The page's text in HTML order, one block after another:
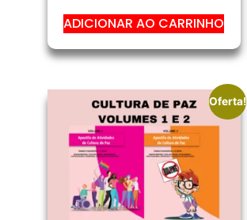
ADICIONAR AO CARRINHO
Oferta!